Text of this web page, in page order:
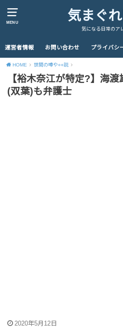
MENU 気まぐ
気になる日常のア
運営者情報 お問い合わせ プライバシ
HOME 世間の噂や○○説
【裕木奈江が特定?】海
(双葉)も弁護士
2020年5月12日